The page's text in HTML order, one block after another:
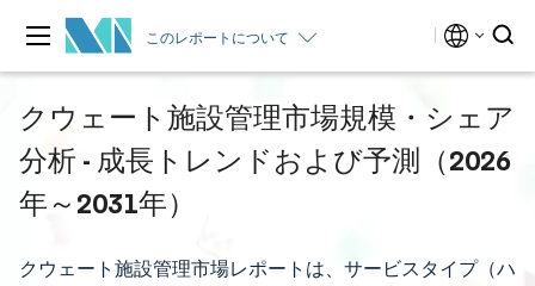
このレポートについて
クウェート施設管理市場規模・シェア
分析 - 成長トレンドおよび予測（2026
年～2031年）
クウェート施設管理市場レポートは、サービスタイプ（ハ